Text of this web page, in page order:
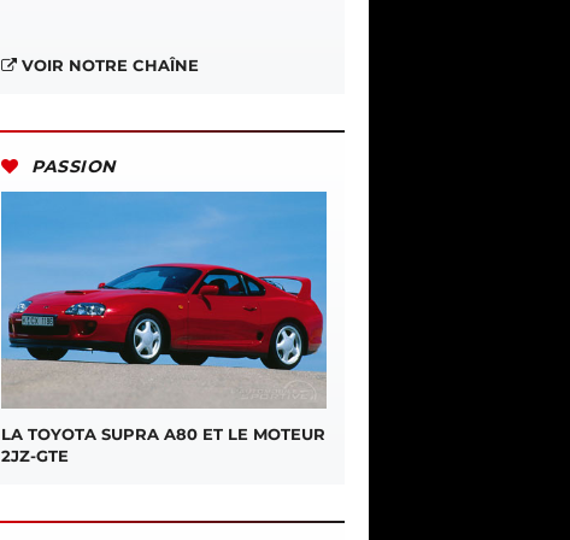
VOIR NOTRE CHAÎNE
PASSION
LA TOYOTA SUPRA A80 ET LE MOTEUR
2JZ-GTE